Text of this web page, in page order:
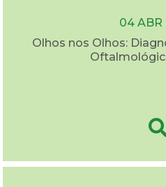
04 ABR
Olhos nos Olhos: